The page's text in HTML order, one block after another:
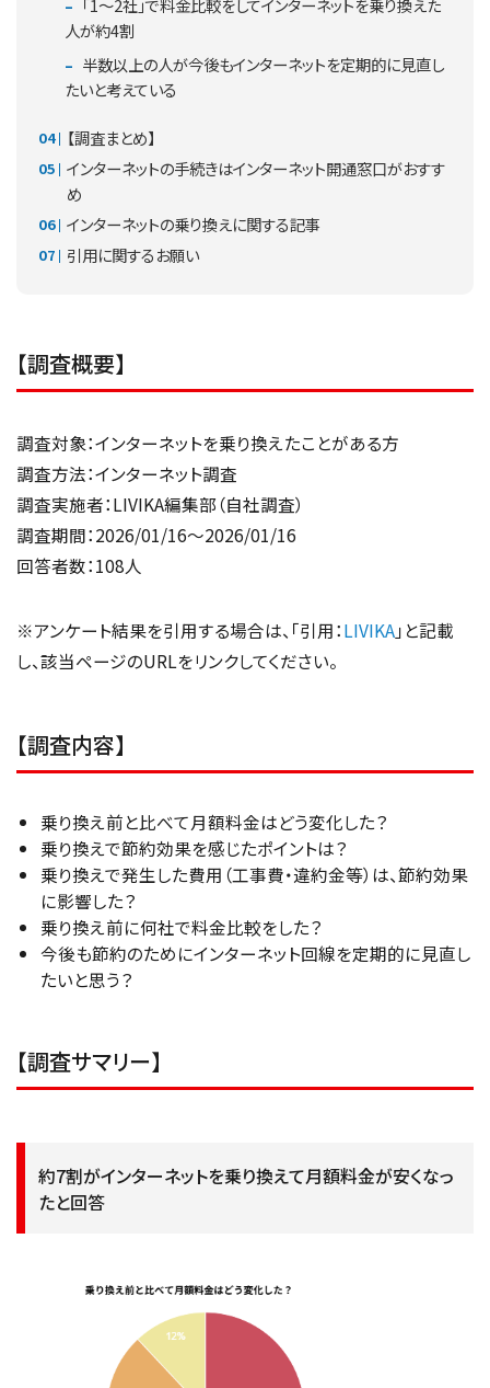
「1～2社」で料金比較をしてインターネットを乗り換えた
人が約4割
半数以上の人が今後もインターネットを定期的に見直し
たいと考えている
【調査まとめ】
インターネットの手続きはインターネット開通窓口がおすす
め
インターネットの乗り換えに関する記事
引用に関するお願い
【調査概要】
調査対象：インターネットを乗り換えたことがある方
調査方法：インターネット調査
調査実施者：LIVIKA編集部（自社調査）
調査期間：2026/01/16～2026/01/16
回答者数：108人
※アンケート結果を引用する場合は、「引用：LIVIKA」と記載
し、該当ページのURLをリンクしてください。
【調査内容】
乗り換え前と比べて月額料金はどう変化した？
乗り換えで節約効果を感じたポイントは？
乗り換えで発生した費用（工事費・違約金等）は、節約効果
に影響した？
乗り換え前に何社で料金比較をした？
今後も節約のためにインターネット回線を定期的に見直し
たいと思う？
【調査サマリー】
約7割がインターネットを乗り換えて月額料金が安くなっ
たと回答